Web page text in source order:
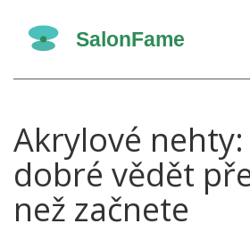
Akrylové nehty:
dobré vědět
než začnete